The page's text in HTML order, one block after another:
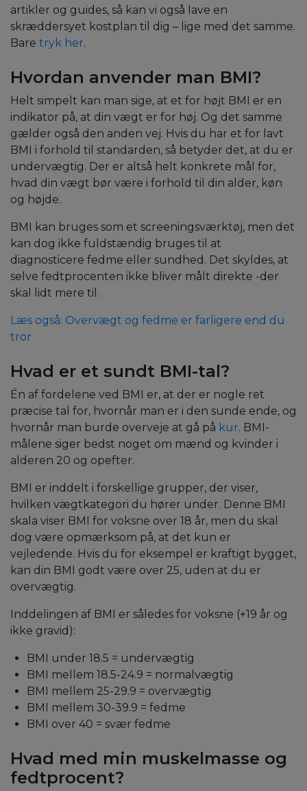
artikler og guides, så kan vi også lave en
skræddersyet kostplan til dig – lige med det samme.
Bare tryk her.
Hvordan anvender man BMI?
Helt simpelt kan man sige, at et for højt BMI er en
indikator på, at din vægt er for høj. Og det samme
gælder også den anden vej. Hvis du har et for lavt
BMI i forhold til standarden, så betyder det, at du er
undervægtig. Der er altså helt konkrete mål for,
hvad din vægt bør være i forhold til din alder, køn
og højde.
BMI kan bruges som et screeningsværktøj, men det
kan dog ikke fuldstændig bruges til at
diagnosticere fedme eller sundhed. Det skyldes, at
selve fedtprocenten ikke bliver målt direkte -der
skal lidt mere til.
Læs også: Overvægt og fedme er farligere end du
tror
Hvad er et sundt BMI-tal?
Én af fordelene ved BMI er, at der er nogle ret
præcise tal for, hvornår man er i den sunde ende, og
hvornår man burde overveje at gå på kur. BMI-
målene siger bedst noget om mænd og kvinder i
alderen 20 og opefter.
BMI er inddelt i forskellige grupper, der viser,
hvilken vægtkategori du hører under. Denne BMI
skala viser BMI for voksne over 18 år, men du skal
dog være opmærksom på, at det kun er
vejledende. Hvis du for eksempel er kraftigt bygget,
kan din BMI godt være over 25, uden at du er
overvægtig.
Inddelingen af BMI er således for voksne (+19 år og
ikke gravid):
BMI under 18.5 = undervægtig
BMI mellem 18.5-24.9 = normalvægtig
BMI mellem 25-29.9 = overvægtig
BMI mellem 30-39.9 = fedme
BMI over 40 = svær fedme
Hvad med min muskelmasse og
fedtprocent?